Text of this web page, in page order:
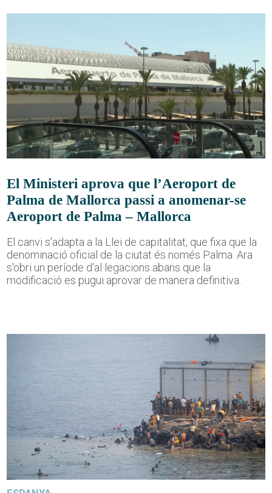
El Ministeri aprova que l’Aeroport de
Palma de Mallorca passi a anomenar-se
Aeroport de Palma – Mallorca
El canvi s'adapta a la Llei de capitalitat, que fixa que la
denominació oficial de la ciutat és només Palma. Ara
s'obri un període d'al·legacions abans que la
modificació es pugui aprovar de manera definitiva.